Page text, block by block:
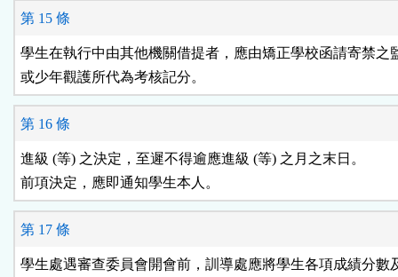
第 15 條
學生在執行中由其他機關借提者，應由矯正學校函請寄禁之
或少年觀護所代為考核記分。
第 16 條
進級 (等) 之決定，至遲不得逾應進級 (等) 之月之末日。
前項決定，應即通知學生本人。
第 17 條
學生處遇審查委員會開會前，訓導處應將學生各項成績分數